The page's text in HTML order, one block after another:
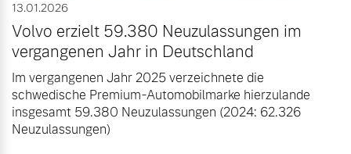
13.01.2026
Volvo erzielt 59.380 Neuzulassungen im
vergangenen Jahr in Deutschland
Im vergangenen Jahr 2025 verzeichnete die
schwedische Premium-Automobilmarke hierzulande
insgesamt 59.380 Neuzulassungen (2024: 62.326
Neuzulassungen)